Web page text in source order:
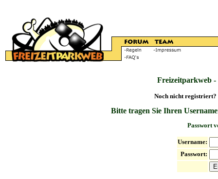
Freizeitparkweb
Noch nicht registriert?
Bitte tragen Sie Ihren
Passwort
Username:
Passwort: